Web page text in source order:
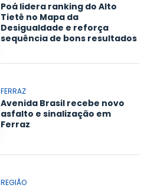
Poá lidera ranking do Alto
Tietê no Mapa da
Desigualdade e reforça
sequência de bons resultados
FERRAZ
Avenida Brasil recebe novo
asfalto e sinalização em
Ferraz
REGIÃO